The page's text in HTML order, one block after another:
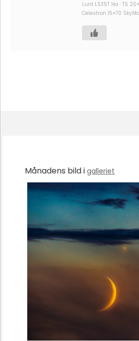
Lunt LS35T Ha · TS
Celestron 15×70
Månadens bild i galleriet